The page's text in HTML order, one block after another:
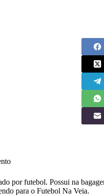
por futebol. Possui na
para o Futebol Na Veia.